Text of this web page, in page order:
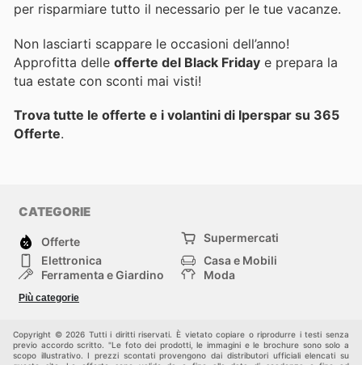
per risparmiare tutto il necessario per le tue vacanze.
Non lasciarti scappare le occasioni dell’anno!
Approfitta delle offerte del Black Friday e prepara la
tua estate con sconti mai visti!
Trova tutte le offerte e i volantini di Iperspar su 365
Offerte.
CATEGORIE
Offerte
Supermercati
Elettronica
Casa e Mobili
Ferramenta e Giardino
Moda
Bambini e Neonati
Più categorie
Copyright © 2026 Tutti i diritti riservati. È vietato copiare o riprodurre i testi senza
previo accordo scritto. "Le foto dei prodotti, le immagini e le brochure sono solo a
scopo illustrativo. I prezzi scontati provengono dai distributori ufficiali elencati su